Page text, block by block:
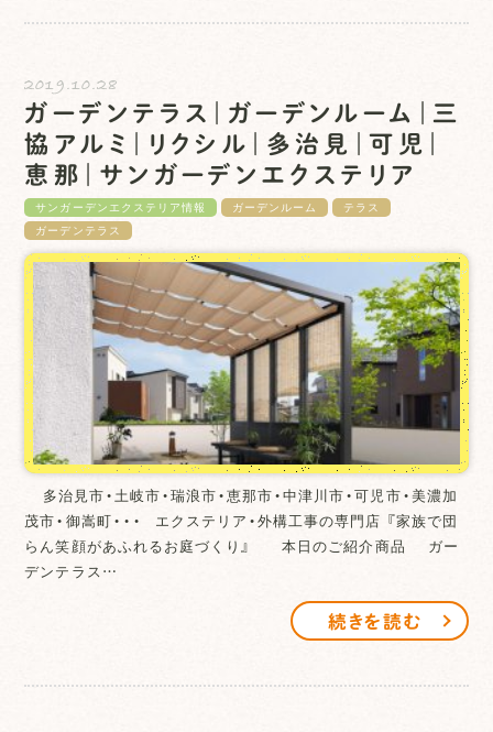
2019.10.28
ガーデンテラス｜ガーデンルーム｜三
協アルミ｜リクシル｜多治見｜可児｜
恵那｜サンガーデンエクステリア
サンガーデンエクステリア情報 ガーデンルーム
テラス
ガーデンテラス
多治見市・土岐市・瑞浪市・恵那市・中津川市・可児市・美濃加
茂市・御嵩町・・・ エクステリア・外構工事の専門店 『家族で団
らん笑顔があふれるお庭づくり』 本日のご紹介商品 ガー
デンテラス…
続きを読む